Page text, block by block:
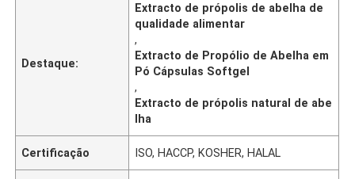
Destaque:
Extracto de própolis de abelha de
qualidade alimentar
,
Extracto de Propólio de Abelha em
Pó Cápsulas Softgel
,
Extracto de própolis natural de abe
lha
Certificação ISO, HACCP, KOSHER, HALAL